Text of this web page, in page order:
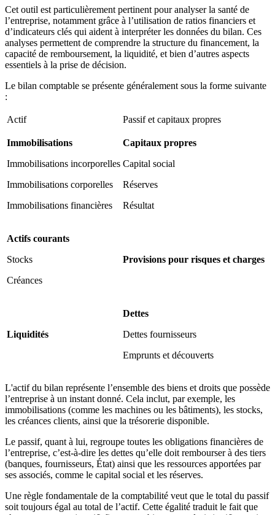
Cet outil est particulièrement pertinent pour analyser la santé de
l’entreprise, notamment grâce à l’utilisation de ratios financiers et
d’indicateurs clés qui aident à interpréter les données du bilan. Ces
analyses permettent de comprendre la structure du financement, la
capacité de remboursement, la liquidité, et bien d’autres aspects
essentiels à la prise de décision.
Le bilan comptable se présente généralement sous la forme suivante
:
Actif Passif et capitaux propres
Immobilisations
Immobilisations incorporelles
Immobilisations corporelles
Immobilisations financières
Capitaux propres
Capital social
Réserves
Résultat
Actifs courants
Stocks
Créances
Provisions pour risques et charges
Liquidités
Dettes
Dettes fournisseurs
Emprunts et découverts
L'actif du bilan représente l’ensemble des biens et droits que possède
l’entreprise à un instant donné. Cela inclut, par exemple, les
immobilisations (comme les machines ou les bâtiments), les stocks,
les créances clients, ainsi que la trésorerie disponible.
Le passif, quant à lui, regroupe toutes les obligations financières de
l’entreprise, c’est-à-dire les dettes qu’elle doit rembourser à des tiers
(banques, fournisseurs, État) ainsi que les ressources apportées par
ses associés, comme le capital social et les réserves.
Une règle fondamentale de la comptabilité veut que le total du passif
soit toujours égal au total de l’actif. Cette égalité traduit le fait que